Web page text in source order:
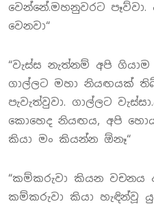
වෙන්නේ.මහනුවරට
වෙනවා“
“වැස්ස නැත්නම් අපි
ගාල්ලට මහා නියඟයක්
පැවැත්වුවා. ගාල්ලට
කොහෙද නියඟය, අපි
කියා මං කියන්න ඕනෑ“
“කම්කරුවා කියන වචනය
කම්කරුවා කියා හැඳින්වූ